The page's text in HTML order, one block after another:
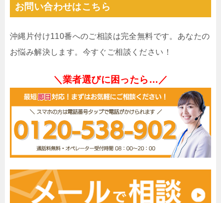
お問い合わせはこちら
沖縄片付け110番へのご相談は完全無料です。あなたの
お悩み解決します。今すぐご相談ください！
＼業者選びに困ったら…／